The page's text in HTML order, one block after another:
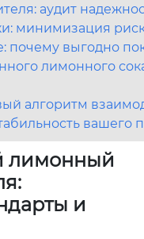
аудит
минимизация
почему выгодно
лимонного
алгоритм
вашего
лимонный
и